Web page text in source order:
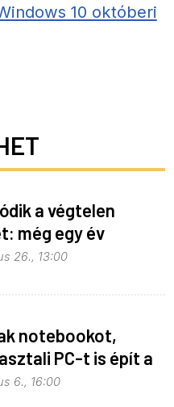
10 októberi
a végtelen
még egy év
Windows 10-nek
26., 13:00
notebookot,
PC-t is épít a
az RTX Spark köré
6., 16:00